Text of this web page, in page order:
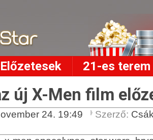
Előzetesek 21-es terem
új X-Men film
24. 19:49 Szerző: